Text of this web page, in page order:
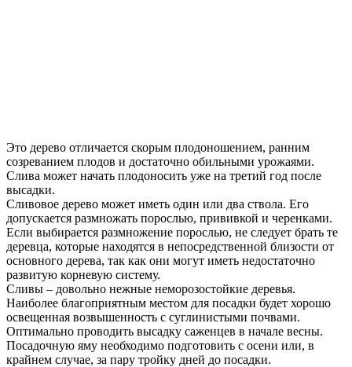
Это дерево отличается скорым плодоношением, ранним
созреванием плодов и достаточно обильными урожаями.
Слива может начать плодоносить уже на третий год после
высадки.
Сливовое дерево может иметь один или два ствола. Его
допускается размножать порослью, прививкой и черенками.
Если выбирается размножение порослью, не следует брать те
деревца, которые находятся в непосредственной близости от
основного дерева, так как они могут иметь недостаточно
развитую корневую систему.
Сливы – довольно нежные неморозостойкие деревья.
Наиболее благоприятным местом для посадки будет хорошо
освещенная возвышенность с суглинистыми почвами.
Оптимально проводить высадку саженцев в начале весны.
Посадочную яму необходимо подготовить с осени или, в
крайнем случае, за пару тройку дней до посадки.